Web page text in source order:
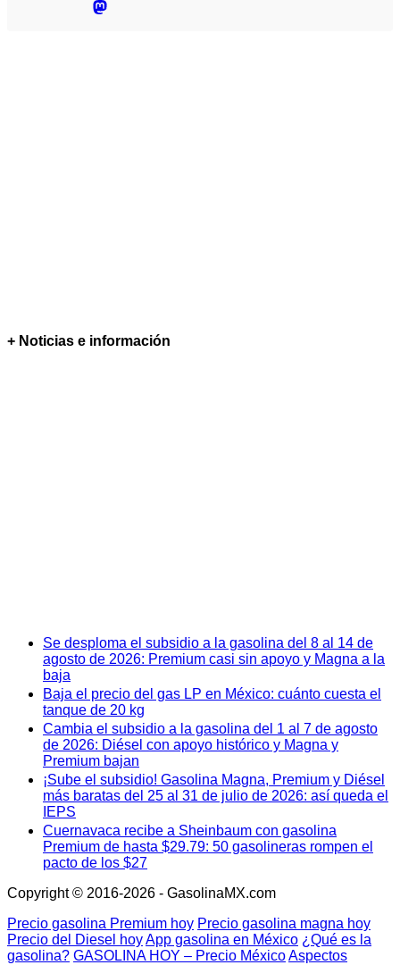
+ Noticias e información
Se desploma el subsidio a la gasolina del 8 al 14 de
agosto de 2026: Premium casi sin apoyo y Magna a la
baja
Baja el precio del gas LP en México: cuánto cuesta el
tanque de 20 kg
Cambia el subsidio a la gasolina del 1 al 7 de agosto
de 2026: Diésel con apoyo histórico y Magna y
Premium bajan
¡Sube el subsidio! Gasolina Magna, Premium y Diésel
más baratas del 25 al 31 de julio de 2026: así queda el
IEPS
Cuernavaca recibe a Sheinbaum con gasolina
Premium de hasta $29.79: 50 gasolineras rompen el
pacto de los $27
Copyright © 2016-2026 - GasolinaMX.com
Precio gasolina Premium hoy Precio gasolina magna hoy
Precio del Diesel hoyApp gasolina en México ¿Qué es la
gasolina? GASOLINA HOY – Precio MéxicoAspectos